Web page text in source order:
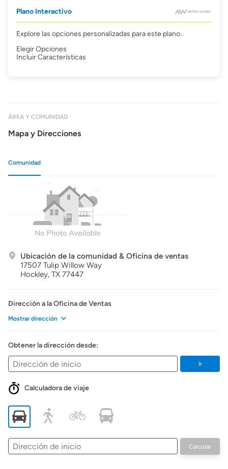
Plano Interactivo
Explore las opciones personalizadas para este plano.
Elegir Opciones
Incluir Características
ÁREA Y COMUNIDAD
Mapa y Direcciones
Comunidad
Ubicación de la comunidad & Oficina de ventas
17507 Tulip Willow Way
Hockley, TX 77447
Dirección a la Oficina de Ventas
Mostrar dirección
Obtener la dirección desde:
Ir
Calculadora de viaje
Dirección
de
Calcular